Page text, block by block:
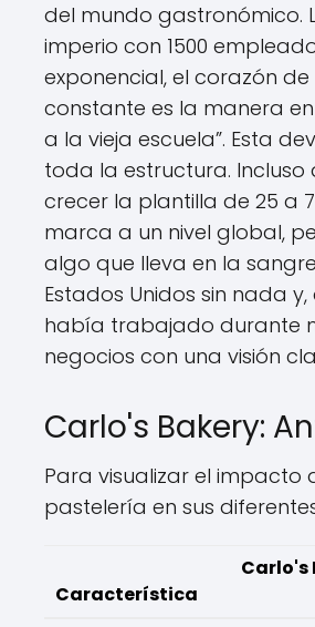
del mundo gastronómico.
imperio con 1500
exponencial, el corazón
constante es la manera
a la vieja escuela”. Esta
toda la estructura. Incluso
crecer la plantilla de 25 a
marca a un nivel global,
algo que lleva en la
Estados Unidos sin nada
había trabajado durante
negocios con una visión
Carlo's Bakery:
Para visualizar el
pastelería en sus
Característica
Carlo's